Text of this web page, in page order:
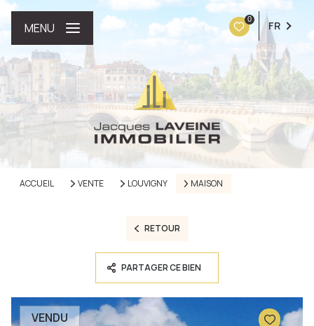
0 FR
MENU
ACCUEIL VENTE LOUVIGNY MAISON
RETOUR
PARTAGER CE BIEN
VENDU